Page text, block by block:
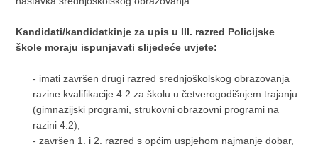
Kandidati/kandidatkinje za upis u III. razred Policijske
škole moraju ispunjavati slijedeće uvjete:
- imati završen drugi razred srednjoškolskog obrazovanja
razine kvalifikacije 4.2 za školu u četverogodišnjem trajanju
(gimnazijski programi, strukovni obrazovni programi na
razini 4.2),
- završen 1. i 2. razred s općim uspjehom najmanje dobar,